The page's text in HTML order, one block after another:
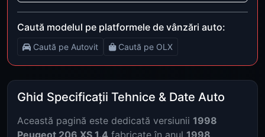
Caută modelul pe platformele de vânzări auto:
Caută pe Autovit Caută pe OLX
Ghid Specificații Tehnice & Date Auto
Această pagină este dedicată versiunii 1998
Peugeot 206 XS 1.4 fabricate în anul 1998.